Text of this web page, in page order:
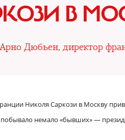
В
Арно Дюбьен, директор
Николя Саркози в Москву
немало «бывших»—